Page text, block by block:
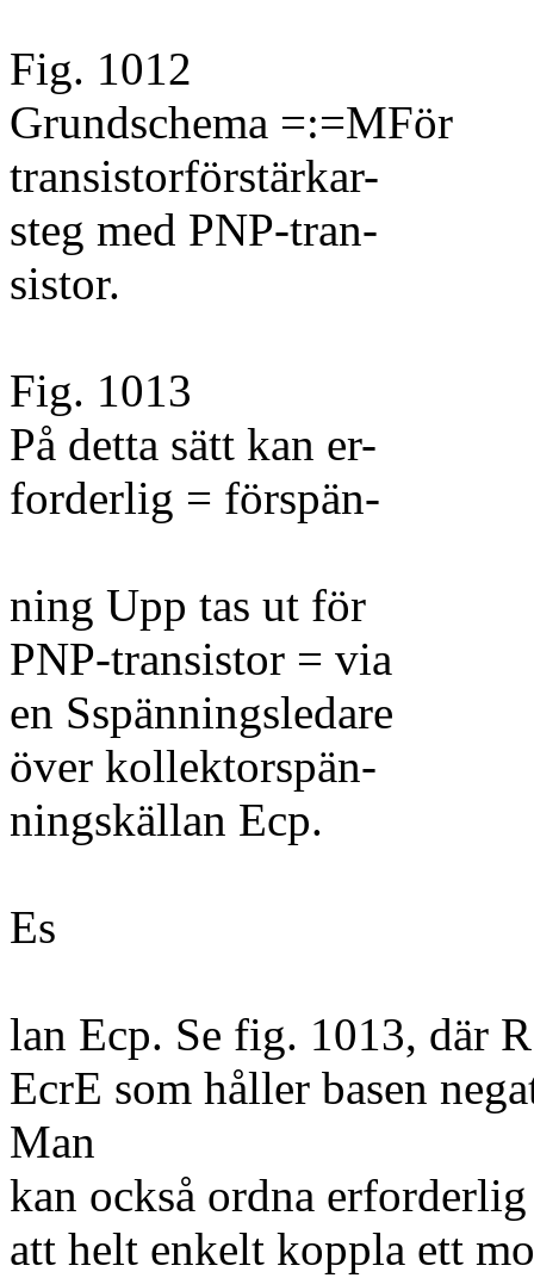
Fig. 1012
Grundschema =:=MFör
transistorförstärkar-
steg med PNP-tran-
sistor.
Fig. 1013
På detta sätt kan er-
forderlig = förspän-
ning Upp tas ut för
PNP-transistor = via
en Sspänningsledare
över kollektorspän-
ningskällan Ecp.
Es
lan Ecp. Se fig. 1013, där
EcrE som håller basen
Man
kan också ordna
att helt enkelt koppla ett